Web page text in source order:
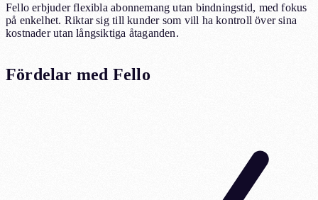
Fello erbjuder flexibla abonnemang utan bindningstid, med fokus
på enkelhet. Riktar sig till kunder som vill ha kontroll över sina
kostnader utan långsiktiga åtaganden.
Fördelar med Fello